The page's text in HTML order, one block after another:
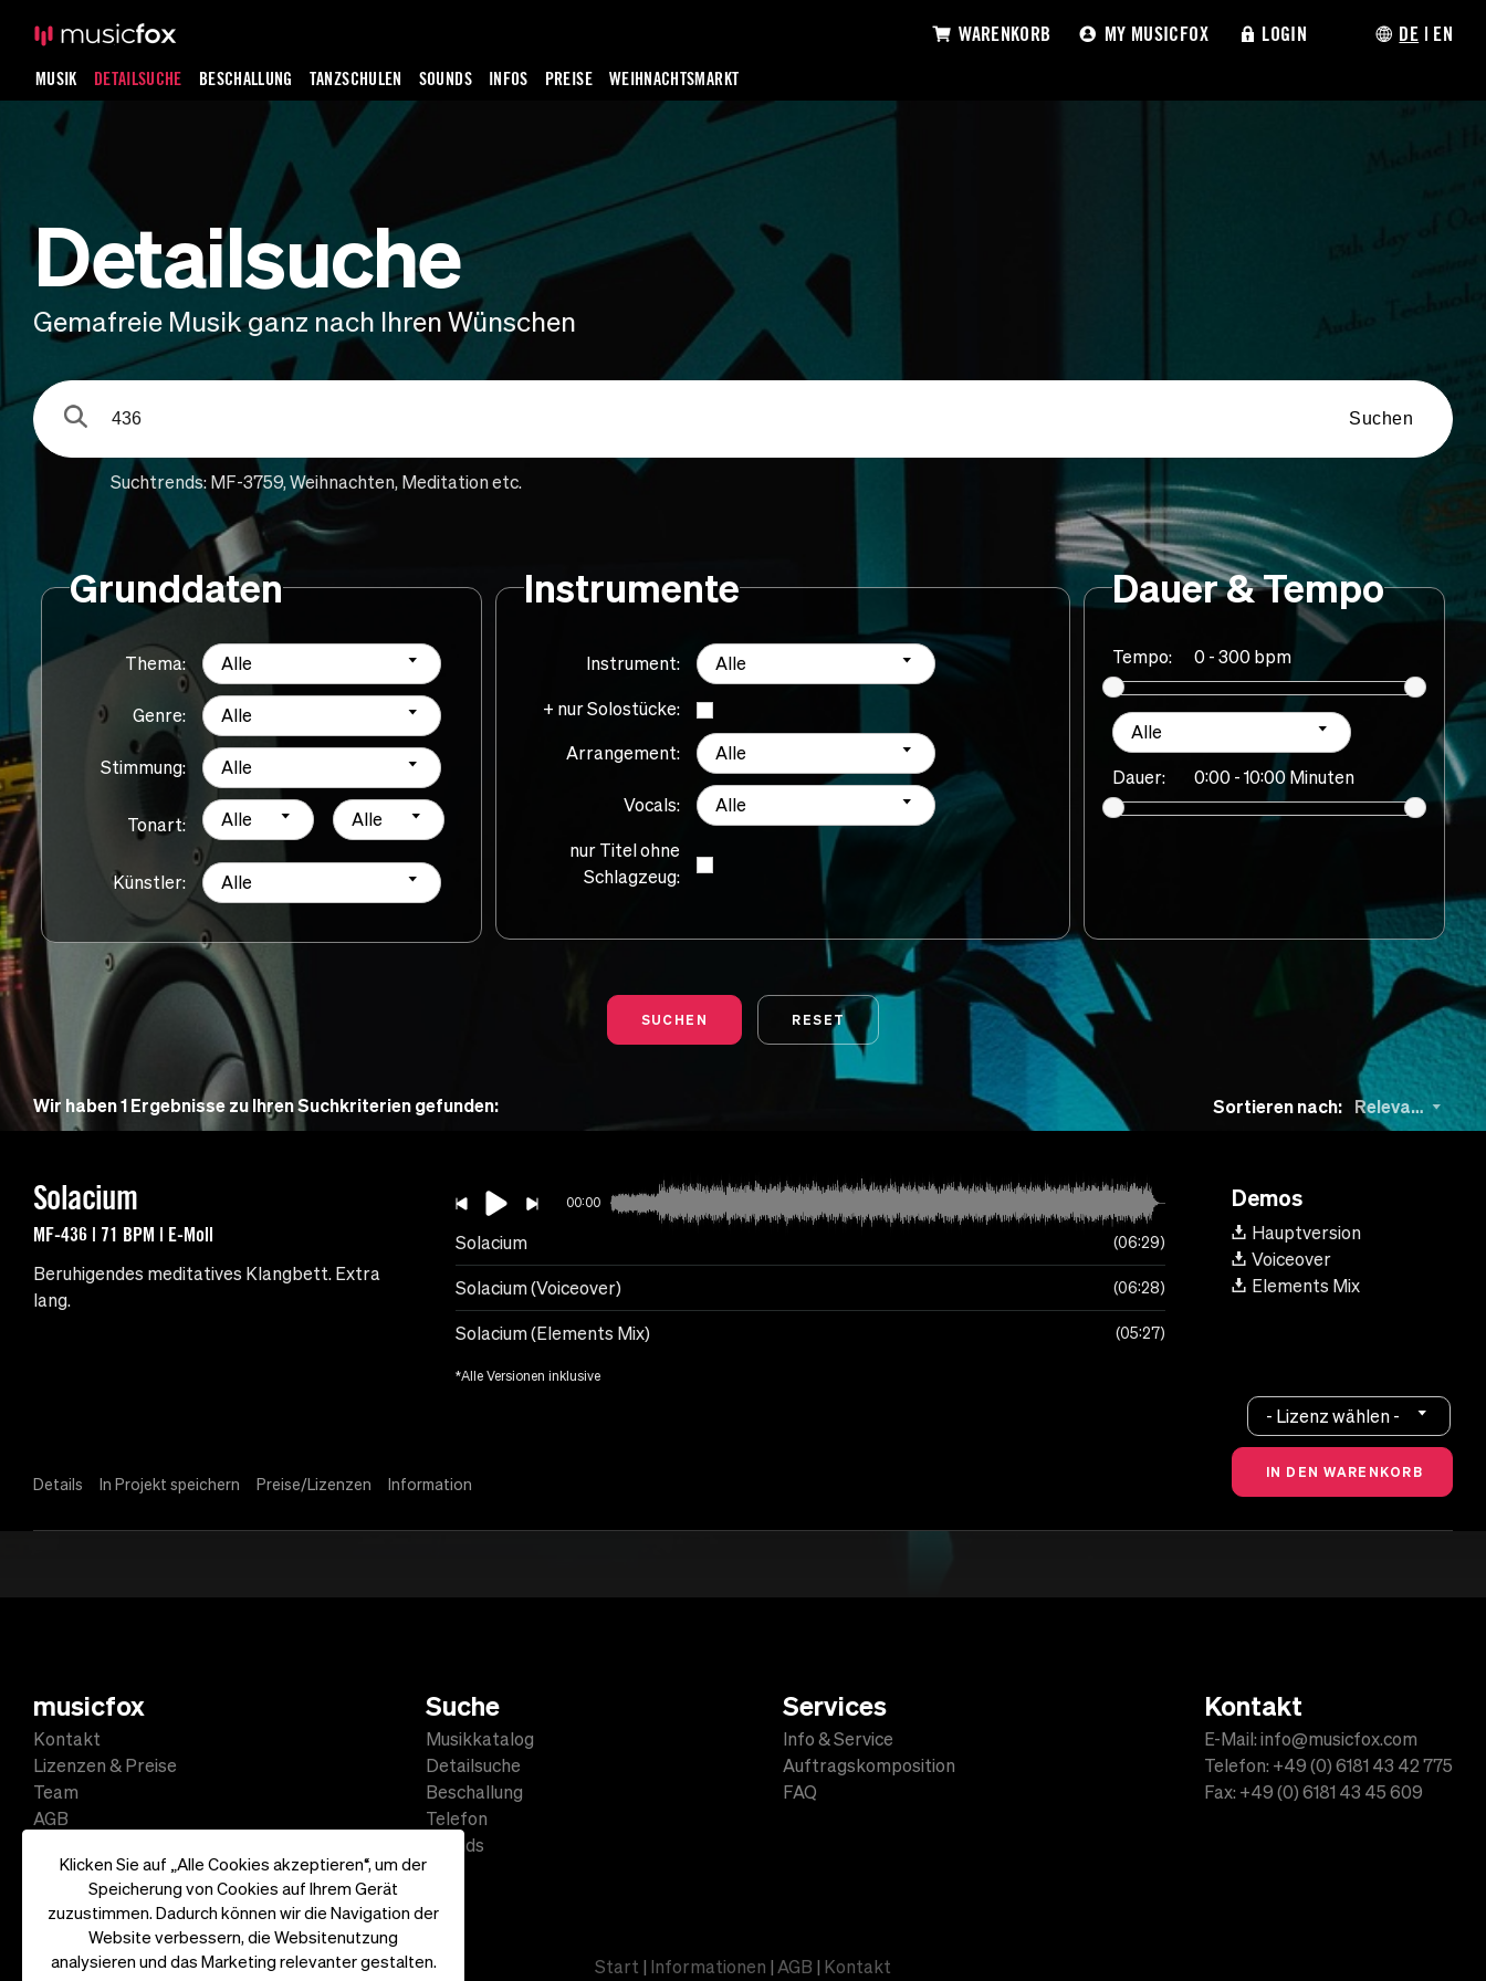
MUSIK DETAILSUCHE BESCHALLUNG TANZSCHULEN SOUNDS INFOS PREISE WEIHNACHTSMARKT
WARENKORB MY MUSICFOX LOGIN DE | EN
Klicken Sie auf „Alle Cookies akzeptieren“, um der
Speicherung von Cookies auf Ihrem Gerät
zuzustimmen. Dadurch können wir die Navigation der
Website verbessern, die Websitenutzung
analysieren und das Marketing relevanter gestalten.
Detailsuche
Gemafreie Musik ganz nach Ihren Wünschen
Suchen
Suchtrends: MF-3759,Weihnachten, Meditationetc.
Grunddaten
Thema: Alle
Genre: Alle
Stimmung: Alle
Tonart: Alle Alle
Künstler: Alle
Instrumente
Instrument: Alle
+ nur Solostücke:
Arrangement: Alle
Vocals: Alle
nur Titel ohne
Schlagzeug:
Dauer & Tempo
Tempo: 0 - 300 bpm
Alle
Dauer: 0:00 - 10:00 Minuten
SUCHEN RESET
Wir haben 1 Ergebnisse zu Ihren Suchkriterien gefunden: Sortieren nach: Relevanz
Solacium
MF-436 | 71 BPM | E-Moll
Beruhigendes meditatives Klangbett. Extra
lang.
00:00
Solacium 06:29
Solacium (Voiceover) 06:28
Solacium (Elements Mix) 05:27
*Alle Versionen inklusive
Demos
Hauptversion
Voiceover
Elements Mix
Details In Projekt speichern Preise/Lizenzen Information
- Lizenz wählen -
musicfox
Kontakt
Lizenzen & Preise
Team
AGB
Impressum
Suche
Musikkatalog
Detailsuche
Beschallung
Telefon
Sounds
Services
Info & Service
Auftragskomposition
FAQ
Kontakt
E-Mail: info@musicfox.com
Telefon: +49 (0) 6181 43 42 775
Fax: +49 (0) 6181 43 45 609
Start | Informationen | AGB | Kontakt